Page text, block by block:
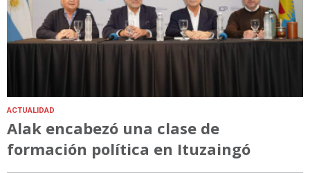
ACTUALIDAD
Alak encabezó una clase de
formación política en Ituzaingó